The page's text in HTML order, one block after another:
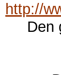
http://
Den